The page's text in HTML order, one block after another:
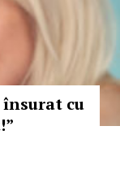
însurat cu